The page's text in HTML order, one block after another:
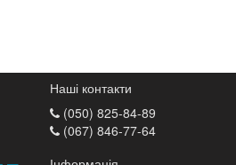
Наші контакти
(050) 825-84-89
(067) 846-77-64